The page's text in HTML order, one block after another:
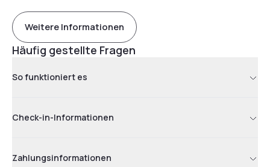
Weitere Informationen
Häufig gestellte Fragen
So funktioniert es
Check-in-Informationen
Zahlungsinformationen